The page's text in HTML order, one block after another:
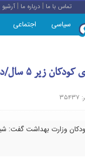
تماس با ما |درباره ما |آرشیو
سیاسی اجتماعی
بالای ۳۷ درجه کنترل شود
: ۳۵۴۳۷